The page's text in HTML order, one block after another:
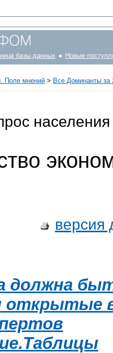
базы данных Новые
Поле мнений > Все Доминанты за
населения
версия
должна
открытые